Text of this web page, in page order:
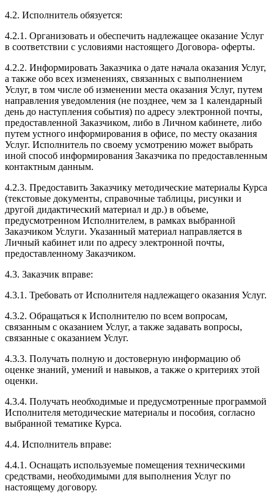
4.2. Исполнитель обязуется:
4.2.1. Организовать и обеспечить надлежащее оказание Услуг
в соответствии с условиями настоящего Договора- оферты.
4.2.2. Информировать Заказчика о дате начала оказания Услуг,
а также обо всех изменениях, связанных с выполнением
Услуг, в том числе об изменении места оказания Услуг, путем
направления уведомления (не позднее, чем за 1 календарный
день до наступления события) по адресу электронной почты,
предоставленной Заказчиком, либо в Личном кабинете, либо
путем устного информирования в офисе, по месту оказания
Услуг. Исполнитель по своему усмотрению может выбрать
иной способ информирования Заказчика по предоставленным
контактным данным.
4.2.3. Предоставить Заказчику методические материалы Курса
(текстовые документы, справочные таблицы, рисунки и
другой дидактический материал и др.) в объеме,
предусмотренном Исполнителем, в рамках выбранной
Заказчиком Услуги. Указанный материал направляется в
Личный кабинет или по адресу электронной почты,
предоставленному Заказчиком.
4.3. Заказчик вправе:
4.3.1. Требовать от Исполнителя надлежащего оказания Услуг.
4.3.2. Обращаться к Исполнителю по всем вопросам,
связанным с оказанием Услуг, а также задавать вопросы,
связанные с оказанием Услуг.
4.3.3. Получать полную и достоверную информацию об
оценке знаний, умений и навыков, а также о критериях этой
оценки.
4.3.4. Получать необходимые и предусмотренные программой
Исполнителя методические материалы и пособия, согласно
выбранной тематике Курса.
4.4. Исполнитель вправе:
4.4.1. Оснащать используемые помещения техническими
средствами, необходимыми для выполнения Услуг по
настоящему договору.